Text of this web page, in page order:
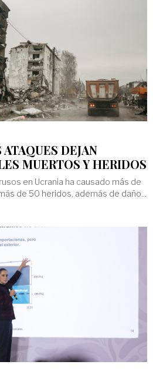
DEJAN
MUERTOS Y HERIDOS
en Ucrania ha causado más de
de 50 heridos, además de daño...